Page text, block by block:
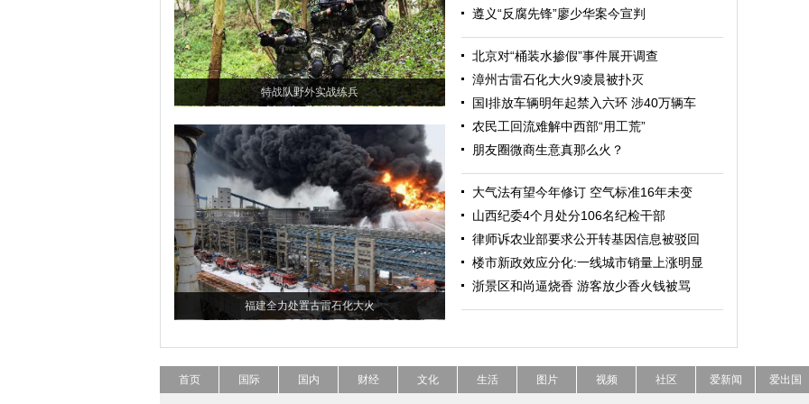
特战队野外实战练兵
福建全力处置古雷石化大火
遵义“反腐先锋”廖少华案今宣判
北京对“桶装水掺假”事件展开调查
漳州古雷石化大火9凌晨被扑灭
国I排放车辆明年起禁入六环 涉40万辆车
农民工回流难解中西部“用工荒”
朋友圈微商生意真那么火？
大气法有望今年修订 空气标准16年未变
山西纪委4个月处分106名纪检干部
律师诉农业部要求公开转基因信息被驳回
楼市新政效应分化:一线城市销量上涨明显
浙景区和尚逼烧香 游客放少香火钱被骂
首页 国际 国内 财经 文化 生活 图片 视频 社区 爱新闻 爱出国